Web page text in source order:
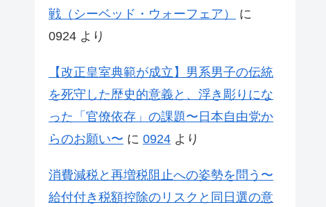
戦（シーベッド・ウォーフェア）
に
0924 より
【改正皇室典範が成立】男系男子の伝統
を死守した歴史的意義と、浮き彫りにな
った「官僚依存」の課題〜日本自由党か
らのお願い〜 に 0924 より
消費減税と再増税阻止への姿勢を問う〜
給付付き税額控除のリスクと同日選の意